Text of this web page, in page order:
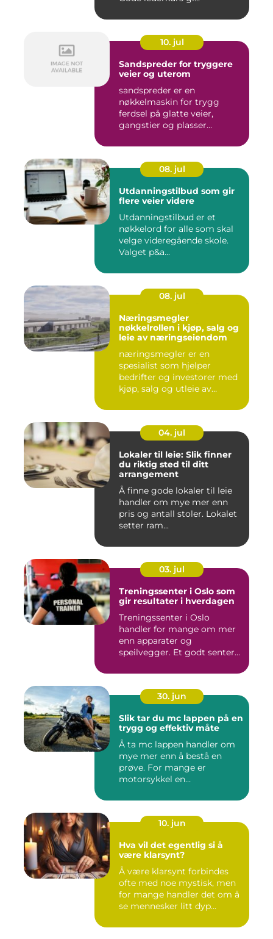
10. jul
Sandspreder for tryggere
veier og uterom
sandspreder er en
nøkkelmaskin for trygg
ferdsel på glatte veier,
gangstier og plasser
08. jul
Utdanningstilbud som gir
flere veier videre
Utdanningstilbud er et
nøkkelord for alle som skal
velge videregående skole.
Valget p&a...
08. jul
Næringsmegler
nøkkelrollen i kjøp, salg og
leie av næringseiendom
næringsmegler er en
spesialist som hjelper
bedrifter og investorer med
kjøp, salg og utleie av
04. jul
Lokaler til leie: Slik finner
du riktig sted til ditt
arrangement
Å finne gode lokaler til leie
handler om mye mer enn
pris og antall stoler. Lokalet
setter ram...
03. jul
Treningssenter i Oslo som
gir resultater i hverdagen
Treningssenter i Oslo
handler for mange om mer
enn apparater og
speilvegger. Et godt senter
30. jun
Slik tar du mc lappen på en
trygg og effektiv måte
Å ta mc lappen handler om
mye mer enn å bestå en
prøve. For mange er
motorsykkel en
10. jun
Hva vil det egentlig si å
være klarsynt?
Å være klarsynt forbindes
ofte med noe mystisk, men
for mange handler det om å
se mennesker litt dyp...